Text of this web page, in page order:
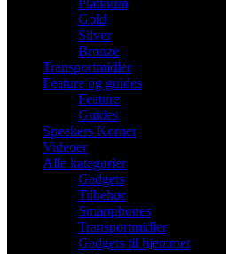
Platinum
Gold
Silver
Bronze
Transportmidler
Feature og guides
Feature
Guides
Speakers Korner
Videoer
Alle kategorier
Gadgets
Tilbehør
Smartphones
Transportmidler
Gadgets til hjemmet